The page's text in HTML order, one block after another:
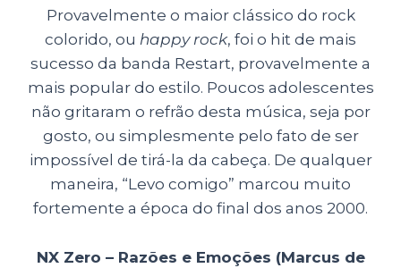
Provavelmente o maior clássico do rock
colorido, ou happy rock, foi o hit de mais
sucesso da banda Restart, provavelmente a
mais popular do estilo. Poucos adolescentes
não gritaram o refrão desta música, seja por
gosto, ou simplesmente pelo fato de ser
impossível de tirá-la da cabeça. De qualquer
maneira, “Levo comigo” marcou muito
fortemente a época do final dos anos 2000.
NX Zero – Razões e Emoções (Marcus de